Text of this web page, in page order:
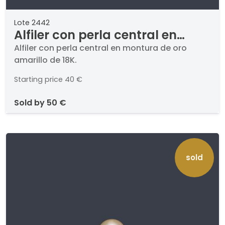
Lote 2442
Alfiler con perla central en
montura de oro amarillo de 18K.
Alfiler con perla central en montura de oro
amarillo de 18K.
Starting price 40 €
sold by 50 €
sold